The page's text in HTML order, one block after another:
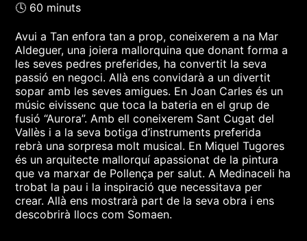
🕓 60 minuts
Avui a Tan enfora tan a prop, coneixerem a na Mar
Aldeguer, una joiera mallorquina que donant forma a
les seves pedres preferides, ha convertit la seva
passió en negoci. Allà ens convidarà a un divertit
sopar amb les seves amigues. En Joan Carles és un
músic eivissenc que toca la bateria en el grup de
fusió “Aurora”. Amb ell coneixerem Sant Cugat del
Vallès i a la seva botiga d’instruments preferida
rebrà una sorpresa molt musical. En Miquel Tugores
és un arquitecte mallorquí apassionat de la pintura
que va marxar de Pollença per salut. A Medinaceli ha
trobat la pau i la inspiració que necessitava per
crear. Allà ens mostrarà part de la seva obra i ens
descobrirà llocs com Somaen.